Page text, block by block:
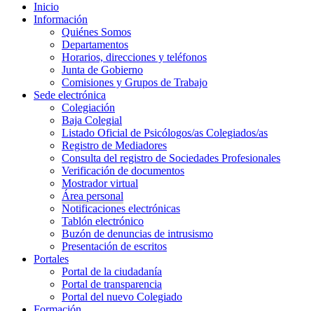
Inicio
Información
Quiénes Somos
Departamentos
Horarios, direcciones y teléfonos
Junta de Gobierno
Comisiones y Grupos de Trabajo
Sede electrónica
Colegiación
Baja Colegial
Listado Oficial de Psicólogos/as Colegiados/as
Registro de Mediadores
Consulta del registro de Sociedades Profesionales
Verificación de documentos
Mostrador virtual
Área personal
Notificaciones electrónicas
Tablón electrónico
Buzón de denuncias de intrusismo
Presentación de escritos
Portales
Portal de la ciudadanía
Portal de transparencia
Portal del nuevo Colegiado